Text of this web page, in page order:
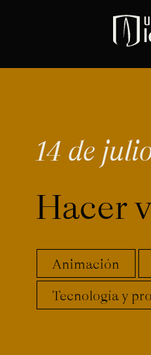
Literatura
Opciones Académicas
Cursos In Situ
Cursos libres y de
Programas
14 de
Hacer
Animación
Tecnología y